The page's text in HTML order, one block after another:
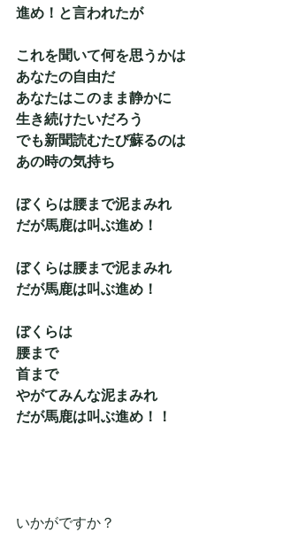
進め！と言われたが
これを聞いて何を思うかは
あなたの自由だ
あなたはこのまま静かに
生き続けたいだろう
でも新聞読むたび蘇るのは
あの時の気持ち
ぼくらは腰まで泥まみれ
だが馬鹿は叫ぶ進め！
ぼくらは腰まで泥まみれ
だが馬鹿は叫ぶ進め！
ぼくらは
腰まで
首まで
やがてみんな泥まみれ
だが馬鹿は叫ぶ進め！！
いかがですか？